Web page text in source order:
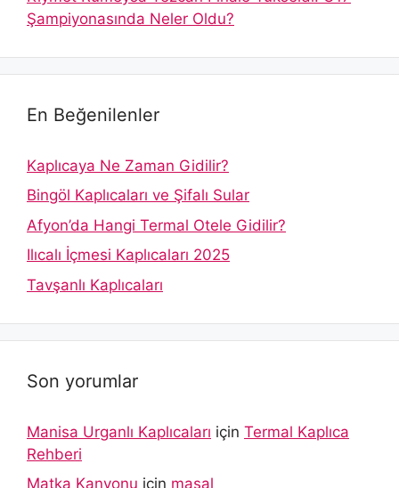
Şampiyonasında Neler Oldu?
En Beğenilenler
Kaplıcaya Ne Zaman Gidilir?
Bingöl Kaplıcaları ve Şifalı Sular
Afyon’da Hangi Termal Otele Gidilir?
Ilıcalı İçmesi Kaplıcaları 2025
Tavşanlı Kaplıcaları
Son yorumlar
Manisa Urganlı Kaplıcaları için Termal Kaplıca
Rehberi
Matka Kanyonu için masal